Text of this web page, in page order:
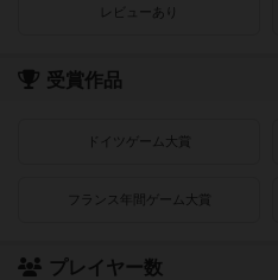
レビューあり
受賞作品
ドイツゲーム大賞
フランス年間ゲーム大賞
プレイヤー数